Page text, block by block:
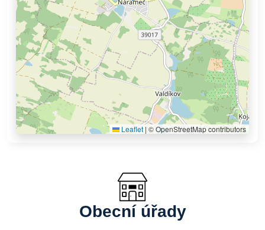
Leaflet | © OpenStreetMap contributors
Obecní úřady